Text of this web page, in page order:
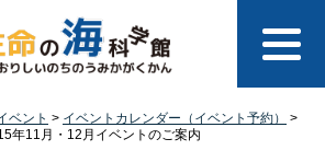
ベント > イベントカレンダー（イベント予約）
>
年11月・12月イベントのご案内